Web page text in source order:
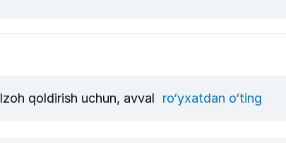
Izoh qoldirish uchun, avval ro‘yxatdan o‘ting